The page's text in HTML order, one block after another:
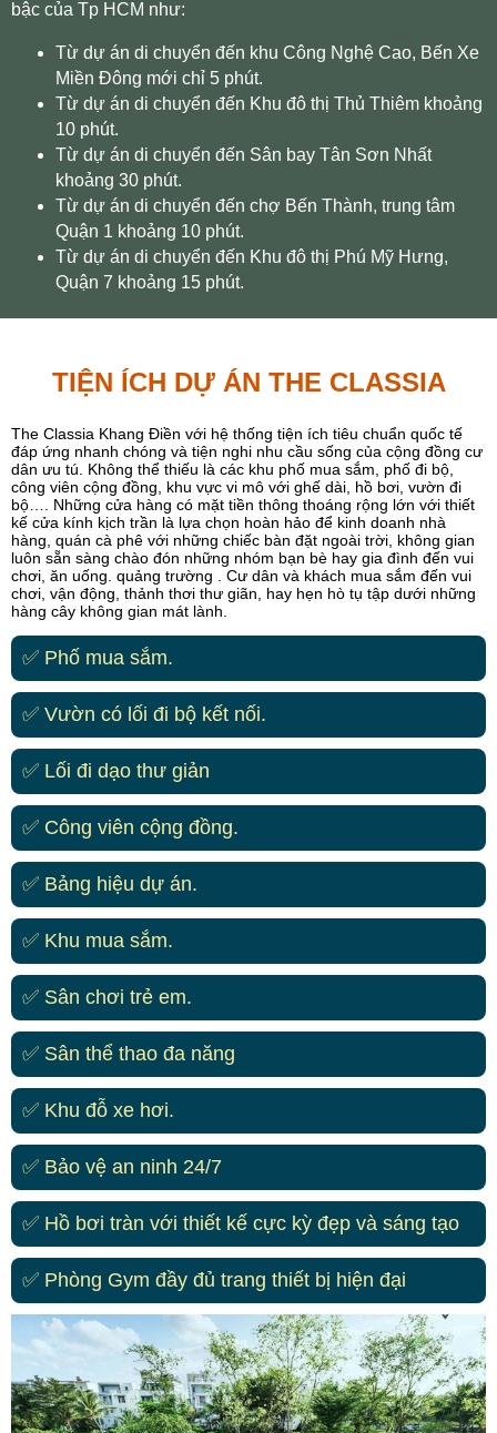
bậc của Tp HCM như:
Từ dự án di chuyển đến khu Công Nghệ Cao, Bến Xe
Miền Đông mới chỉ 5 phút.
Từ dự án di chuyển đến Khu đô thị Thủ Thiêm khoảng
10 phút.
Từ dự án di chuyển đến Sân bay Tân Sơn Nhất
khoảng 30 phút.
Từ dự án di chuyển đến chợ Bến Thành, trung tâm
Quận 1 khoảng 10 phút.
Từ dự án di chuyển đến Khu đô thị Phú Mỹ Hưng,
Quận 7 khoảng 15 phút.
TIỆN ÍCH DỰ ÁN THE CLASSIA
The Classia Khang Điền với hệ thống tiện ích tiêu chuẩn quốc tế
đáp ứng nhanh chóng và tiện nghi nhu cầu sống của cộng đồng cư
dân ưu tú. Không thể thiếu là các khu phố mua sắm, phố đi bộ,
công viên cộng đồng, khu vực vi mô với ghế dài, hồ bơi, vườn đi
bộ…. Những cửa hàng có mặt tiền thông thoáng rộng lớn với thiết
kế cửa kính kịch trần là lựa chọn hoàn hảo để kinh doanh nhà
hàng, quán cà phê với những chiếc bàn đặt ngoài trời, không gian
luôn sẵn sàng chào đón những nhóm bạn bè hay gia đình đến vui
chơi, ăn uống. quảng trường . Cư dân và khách mua sắm đến vui
chơi, vận động, thảnh thơi thư giãn, hay hẹn hò tụ tập dưới những
hàng cây không gian mát lành.
✅ Phố mua sắm.
✅ Vườn có lối đi bộ kết nối.
✅ Lối đi dạo thư giản
✅ Công viên cộng đồng.
✅ Bảng hiệu dự án.
✅ Khu mua sắm.
✅ Sân chơi trẻ em.
✅ Sân thể thao đa năng
✅ Khu đỗ xe hơi.
✅ Bảo vệ an ninh 24/7
✅ Hồ bơi tràn với thiết kế cực kỳ đẹp và sáng tạo
✅ Phòng Gym đầy đủ trang thiết bị hiện đại